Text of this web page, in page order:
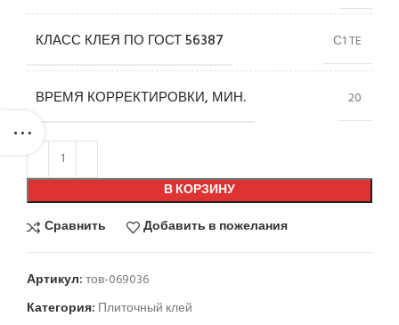
КЛАСС КЛЕЯ ПО ГОСТ 56387 С1 TE
ВРЕМЯ КОРРЕКТИРОВКИ, МИН. 20
В КОРЗИНУ
Сравнить
Добавить в пожелания
Артикул:тов-069036
Категория: Плиточный клей